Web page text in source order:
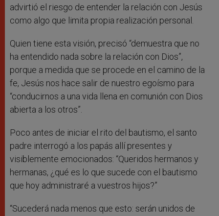
advirtió el riesgo de entender la relación con Jesús
como algo que limita propia realización personal.
Quien tiene esta visión, precisó “demuestra que no
ha entendido nada sobre la relación con Dios”,
porque a medida que se procede en el camino de la
fe, Jesús nos hace salir de nuestro egoísmo para
“conducirnos a una vida llena en comunión con Dios
abierta a los otros”.
Poco antes de iniciar el rito del bautismo, el santo
padre interrogó a los papás allí presentes y
visiblemente emocionados: “Queridos hermanos y
hermanas, ¿qué es lo que sucede con el bautismo
que hoy administraré a vuestros hijos?”
“Sucederá nada menos que esto: serán unidos de